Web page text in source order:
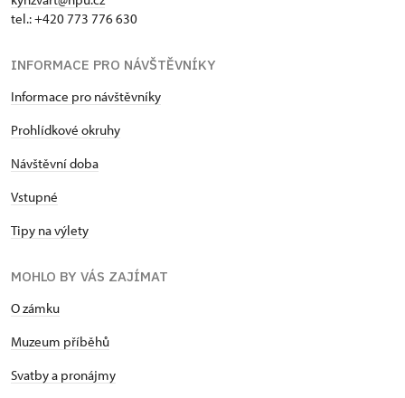
tel.: +420 773 776 630
INFORMACE PRO NÁVŠTĚVNÍKY
Informace pro návštěvníky
Prohlídkové okruhy
Návštěvní doba
Vstupné
Tipy na výlety
MOHLO BY VÁS ZAJÍMAT
O zámku
Muzeum příběhů
Svatby a pronájmy